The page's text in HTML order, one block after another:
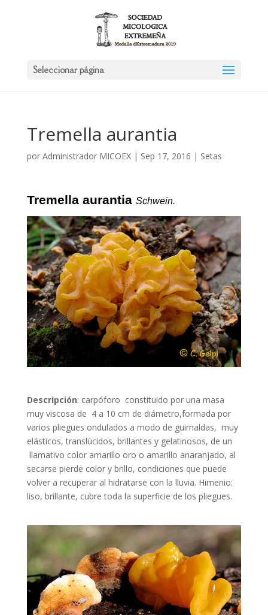
Seleccionar página
Tremella aurantia
por Administrador MICOEX| Sep 17, 2016 | Setas
Tremella aurantia Schwein.
Descripción: carpóforo constituido por una masa
muy viscosa de 4 a 10 cm de diámetro,formada por
varios pliegues ondulados a modo de guirnaldas, muy
elásticos, translúcidos, brillantes y gelatinosos, de un
llamativo color amarillo oro o amarillo anaranjado, al
secarse pierde color y brillo, condiciones que puede
volver a recuperar al hidratarse con la lluvia. Himenio:
liso, brillante, cubre toda la superficie de los pliegues.